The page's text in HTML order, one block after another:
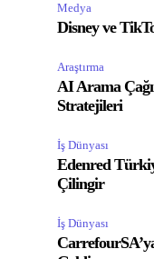
Medya
Disney ve
Araştırma
AI Arama
Stratejileri
İş Dünyası
Edenred
Çilingir
İş Dünyası